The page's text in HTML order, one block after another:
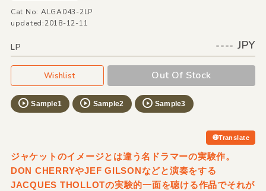
Cat No: ALGA043-2LP
updated:2018-12-11
LP ---- JPY
Wishlist Out Of Stock
Sample1 Sample2 Sample3
Translate
ジャケットのイメージとは違う名ドラマーの実験作。
DON CHERRYやJEF GILSONなどと演奏をする
JACQUES THOLLOTの実験的一面を聴ける作品でそれが